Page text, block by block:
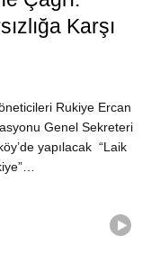
Karşı
Rukiye Ercan
Genel Sekreteri
yapılacak “Laik